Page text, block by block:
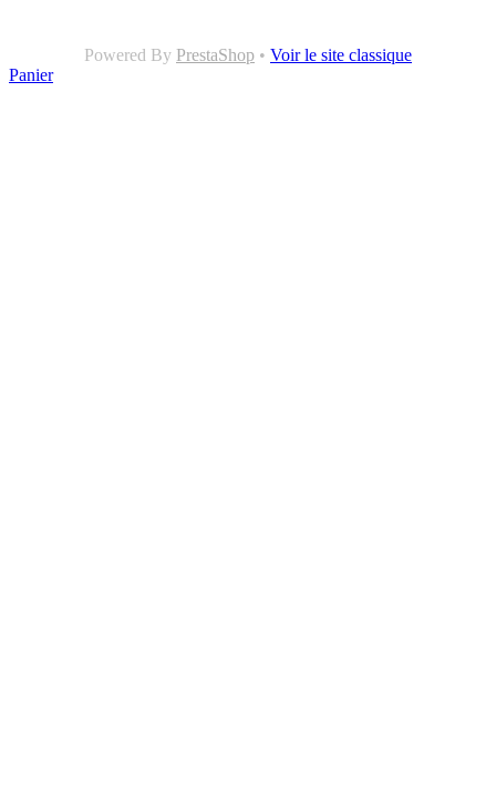
Powered By PrestaShop • Voir le site classique
Panier